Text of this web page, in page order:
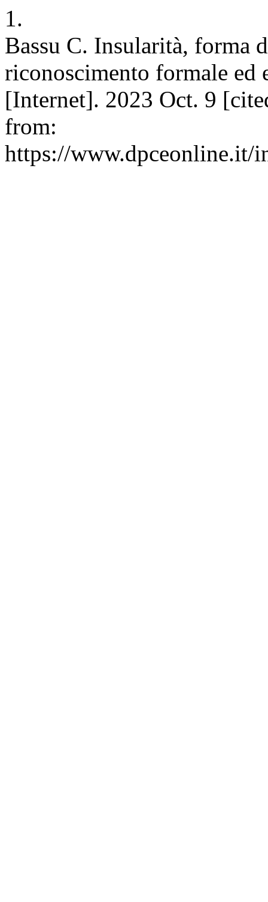
1.
Bassu C. Insularità, forma
riconoscimento formale
[Internet]. 2023 Oct. 9
from:
https://www.dpceonline.it/